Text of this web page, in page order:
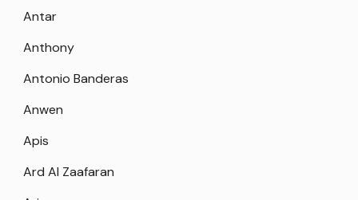
Antar
Anthony
Antonio Banderas
Anwen
Apis
Ard Al Zaafaran